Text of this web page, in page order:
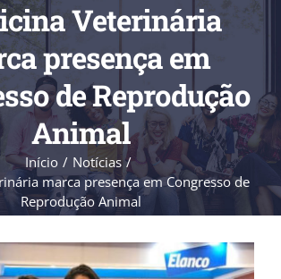
Veterinária
presença em
de Reprodução
Animal
Início
Notícias
marca presença em Congresso de
Reprodução Animal